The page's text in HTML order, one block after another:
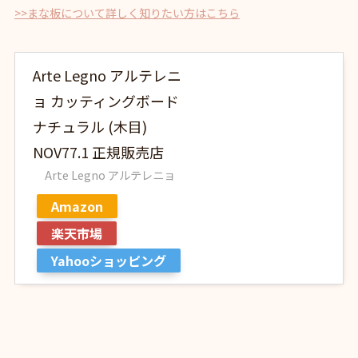
>>まな板について詳しく知りたい方はこちら
Arte Legno アルテレニ
ョ カッティングボード
ナチュラル (木目)
NOV77.1 正規販売店
Arte Legno アルテレニョ
Amazon
楽天市場
Yahooショッピング